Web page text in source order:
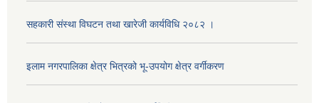
सहकारी संस्था विघटन तथा खारेजी कार्यविधि २०८२ ।
इलाम नगरपालिका क्षेत्र भित्रको भू-उपयोग क्षेत्र वर्गीकरण